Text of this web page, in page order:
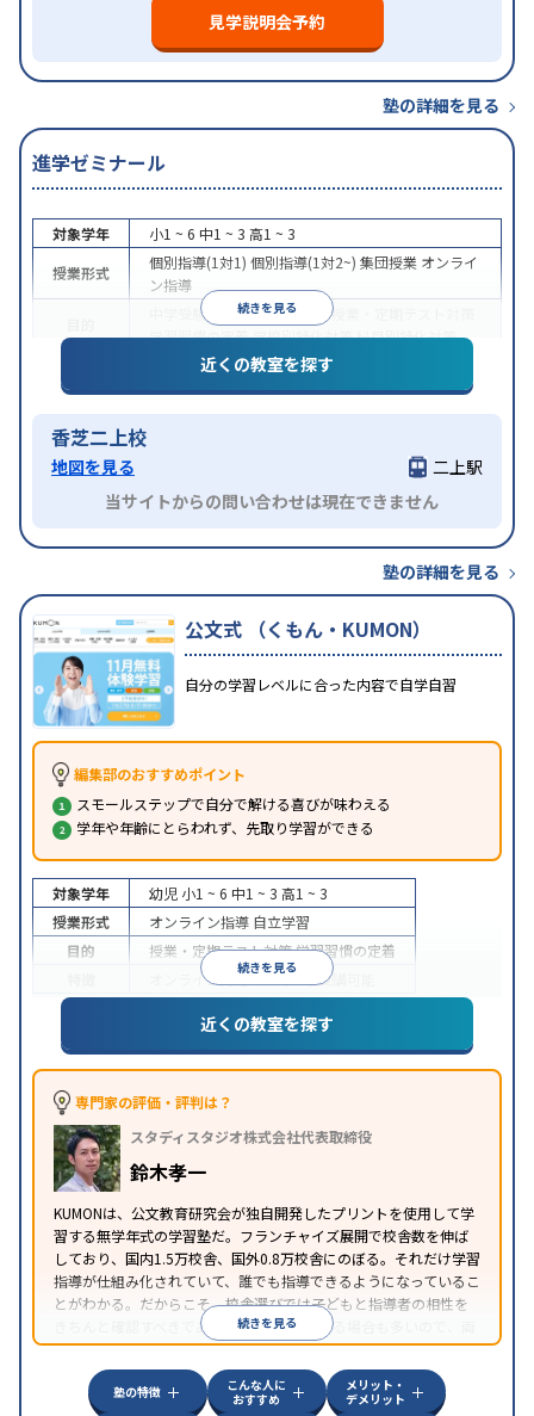
見学説明会予約
塾の詳細を見る
進学ゼミナール
続きを見る
対象学年 小1 ~ 6 中1 ~ 3 高1 ~ 3
授業形式
個別指導(1対1) 個別指導(1対2~) 集団授業 オンライ
ン指導
中学受験 高校受験大学受験
授業・定期テスト対策
学習習慣の定着学校別特化対策科目別特化対策
授業の振替可能学習にPC・タブレットを利用
ライン対応1科目から受講可能
近くの教室を探す
香芝二上校
地図を見る
二上駅
当サイトからの問い合わせは現在できません
塾の詳細を見る
公文式 （くもん・KUMON）
自分の学習レベルに合った内容で自学自習
編集部のおすすめポイント
スモールステップで自分で解ける喜びが味わえる
学年や年齢にとらわれず、先取り学習ができる
続きを見る
対象学年 幼児 小1 ~ 6 中1 ~ 3 高1 ~ 3
授業形式
オンライン指導 自立学習
目的
授業・定期テスト対策学習習慣の定着
オンライン対応1科目から受講可能
近くの教室を探す
専門家の評価・評判は？
スタディスタジオ株式会社代表取締役
鈴木孝一
KUMONは、公文教育研究会が独自開発したプリントを使用して学
習する無学年式の学習塾だ。フランチャイズ展開で校舎数を伸ば
しており、国内1.5万校舎、国外0.8万校舎にのぼる。それだけ学習
指導が仕組み化されていて、誰でも指導できるようになっているこ
とがわかる。だからこそ、校舎選びでは子どもと指導者の相性を
きちんと確認すべきである。近所に2校舎ある場合も多いので、両
方見学してみることをオススメする。
続きを見る
塾の特徴
こんな人に
おすすめ
メリット・
デメリット